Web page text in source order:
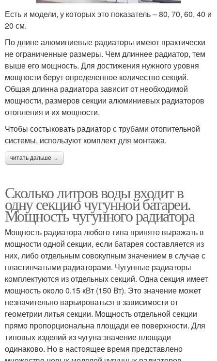
Есть и модели, у которых это показатель – 80, 70, 60, 40 и
20 см.
По длине алюминиевые радиаторы имеют практически
не ограниченные размеры. Чем длиннее радиатор, тем
выше его мощность. Для достижения нужного уровня
мощности берут определенное количество секций.
Общая длинна радиатора зависит от необходимой
мощности, размеров секции алюминиевых радиаторов
отопления и их мощности.
Чтобы состыковать радиатор с трубами отопительной
системы, используют комплект для монтажа.
читать дальше →
Сколько литров воды входит в
одну секцию чугунной батареи.
Мощность чугунного радиатора
Мощность радиатора любого типа принято выражать в
мощности одной секции, если батарея составляется из
них, либо отдельным совокупным значением в случае с
пластинчатыми радиаторами. Чугунные радиаторы
комплектуются из отдельных секций. Одна секция имеет
мощность около 0.15 кВт (150 Вт). Это значение может
незначительно варьироваться в зависимости от
геометрии литья секции. Мощность отдельной секции
прямо пропорциональна площади ее поверхности. Для
типовых изделий из чугуна значение площади
одинаково. Но в настоящее время представлено